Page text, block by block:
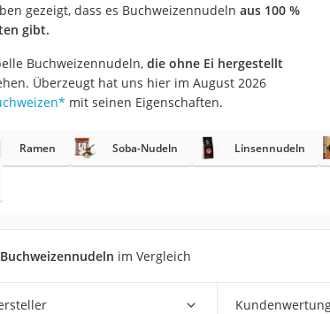
Honig
Pulver
gezeigt, dass es Buchweizennudeln aus 100 %
gibt.
Buchweizennudeln, die ohne Ei hergestellt
Überzeugt hat uns hier im August 2026
* mit seinen Eigenschaften.
Ramen Soba-Nudeln Linsennudeln
im Vergleich